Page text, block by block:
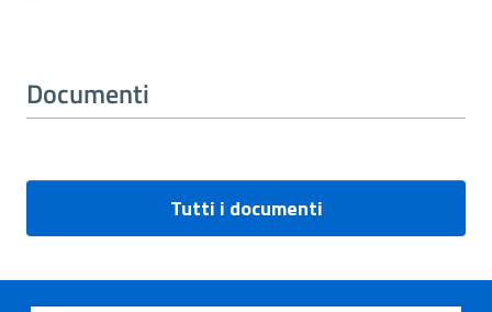
Documenti
Tutti i documenti